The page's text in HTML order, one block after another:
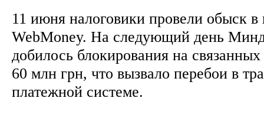
11 июня налоговики провели обыск в
WebMoney. На следующий день
добилось блокирования на
60 млн грн, что вызвало перебои в
платежной системе.